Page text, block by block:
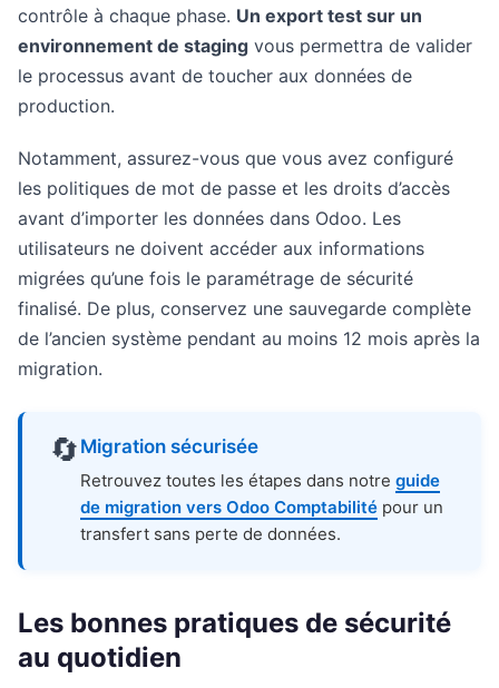
contrôle à chaque phase. Un export test sur un
environnement de staging vous permettra de valider
le processus avant de toucher aux données de
production.
Notamment, assurez-vous que vous avez configuré
les politiques de mot de passe et les droits d’accès
avant d’importer les données dans Odoo. Les
utilisateurs ne doivent accéder aux informations
migrées qu’une fois le paramétrage de sécurité
finalisé. De plus, conservez une sauvegarde complète
de l’ancien système pendant au moins 12 mois après la
migration.
🔄 Migration sécurisée
Retrouvez toutes les étapes dans notre guide
de migration vers Odoo Comptabilité pour un
transfert sans perte de données.
Les bonnes pratiques de sécurité
au quotidien